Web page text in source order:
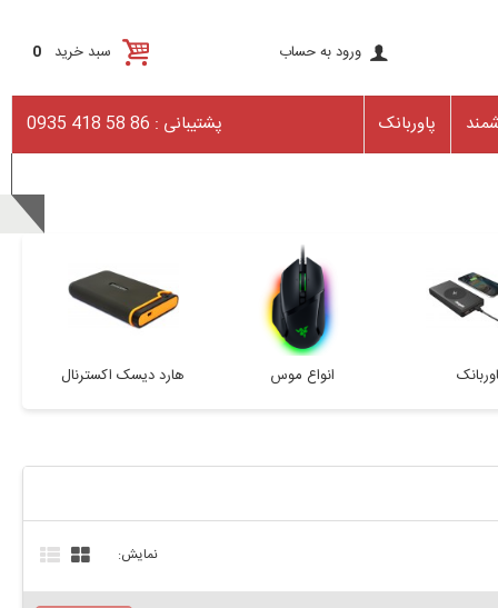
ورود به حساب سبد خرید 0
پاوربانک پشتیبانی : 86 58 418 0935
هارد دیسک اکسترنال انواع موس
نمایش: